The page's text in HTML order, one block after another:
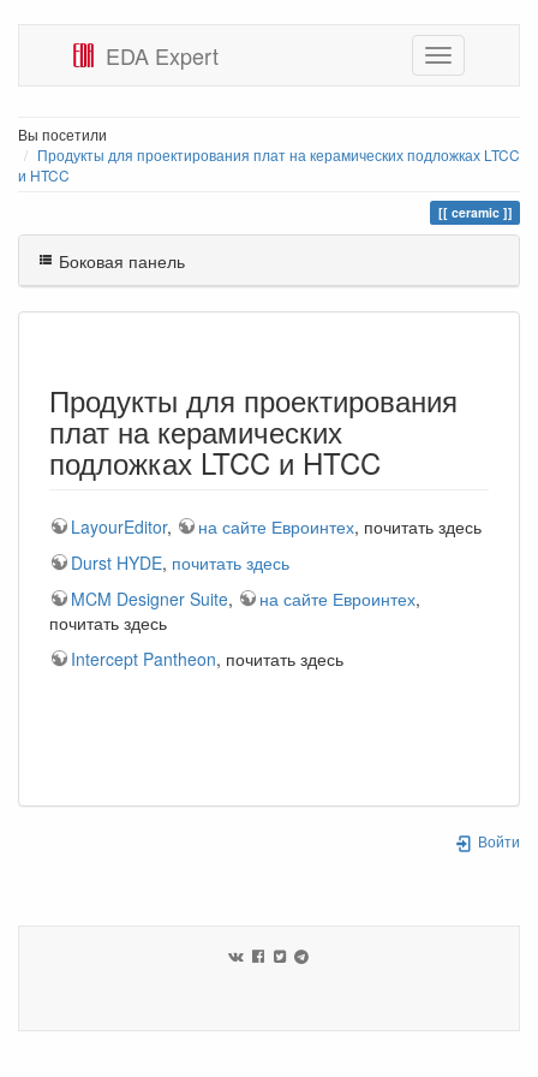
EDA Expert
Вы посетили
Продукты для проектирования плат на керамических подложках LTCC
и HTCC
ceramic
Боковая панель
Продукты для проектирования
плат на керамических
подложках LTCC и HTCC
LayourEditor, на сайте Евроинтех, почитать здесь
Durst HYDE, почитать здесь
MCM Designer Suite, на сайте Евроинтех,
почитать здесь
Intercept Pantheon, почитать здесь
Войти